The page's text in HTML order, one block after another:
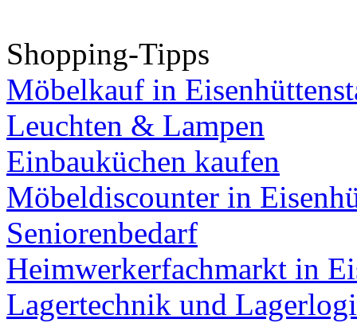
Shopping-Tipps
Möbelkauf in
Leuchten & Lampen
Einbauküchen kaufen
Möbeldiscounter in
Seniorenbedarf
Heimwerkerfachmarkt in
Lagertechnik und